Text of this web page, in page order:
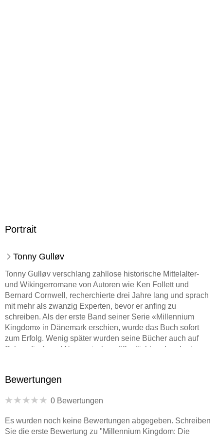
Portrait
Tonny Gulløv
Tonny Gulløv verschlang zahllose historische Mittelalter-
und Wikingerromane von Autoren wie Ken Follett und
Bernard Cornwell, recherchierte drei Jahre lang und sprach
mit mehr als zwanzig Experten, bevor er anfing zu
schreiben. Als der erste Band seiner Serie «Millennium
Kingdom» in Dänemark erschien, wurde das Buch sofort
zum Erfolg. Wenig später wurden seine Bücher auch auf
Schwedisch und Norwegisch veröffentlicht und eroberten
Scandinavian Airlines.
Auslandsjahr in Schweden, studierte Politikwissenschaft
und Romanistik und erreichte den Abschluss Master of Arts
Bewertungen
0 Bewertungen
Es wurden noch keine Bewertungen abgegeben. Schreiben
Sie die erste Bewertung zu "Millennium Kingdom: Die